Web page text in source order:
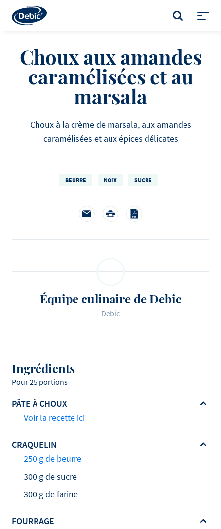
main
RECHERCHER
Choux aux amandes
caramélisées et au
marsala
Choux à la crème de marsala, aux amandes
caramélisées et aux épices délicates
BEURRE NOIX SUCRE
Équipe culinaire de Debic
Debic
Ingrédients
Pour 25 portions
PÂTE À CHOUX
Voir la recette ici
CRAQUELIN
250 g de beurre
300 g de sucre
300 g de farine
FOURRAGE